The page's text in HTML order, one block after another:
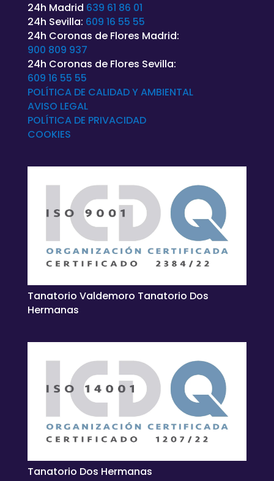
24h Madrid 639 61 86 01
24h Sevilla: 609 16 55 55
24h Coronas de Flores Madrid:
900 809 937
24h Coronas de Flores Sevilla:
609 16 55 55
POLÍTICA DE CALIDAD Y AMBIENTAL
AVISO LEGAL
POLÍTICA DE PRIVACIDAD
COOKIES
Tanatorio Valdemoro Tanatorio Dos
Hermanas
Tanatorio Dos Hermanas